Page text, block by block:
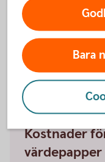
kostnaden du har
rådgivning.
Kostnader
värdepapper
Bara